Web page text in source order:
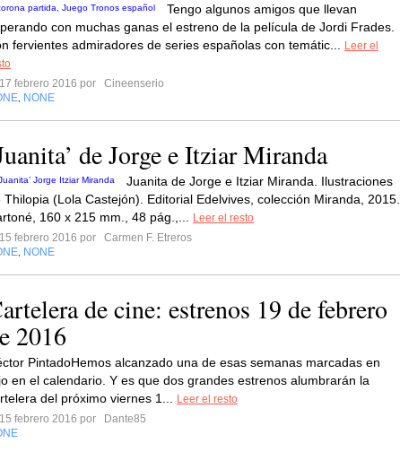
Tengo algunos amigos que llevan
con muchas ganas el estreno de la película de Jordi Frades.
fervientes admiradores de series españolas con temátic...
Leer el
febrero 2016 por
Cineenserio
NONE
de Jorge e Itziar Miranda
Juanita de Jorge e Itziar Miranda. Ilustraciones
Thilopia (Lola Castejón). Editorial Edelvives, colección Miranda, 2015.
160 x 215 mm., 48 pág.,...
Leer el resto
febrero 2016 por
Carmen F. Etreros
NONE
de cine: estrenos 19 de febrero
2016
PintadoHemos alcanzado una de esas semanas marcadas en
en el calendario. Y es que dos grandes estrenos alumbrarán la
del próximo viernes 1...
Leer el resto
febrero 2016 por
Dante85